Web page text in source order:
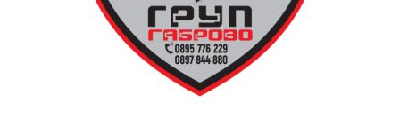
19:00ч Групова тренировка с Йоанна Петрова от
20:00ч. Куиз вечер за обща култура
21:30ч. Прожекция на филма “Брънч за начинаещи”
Ще бъде хубаво – не някога и някъде, а тук и сега!